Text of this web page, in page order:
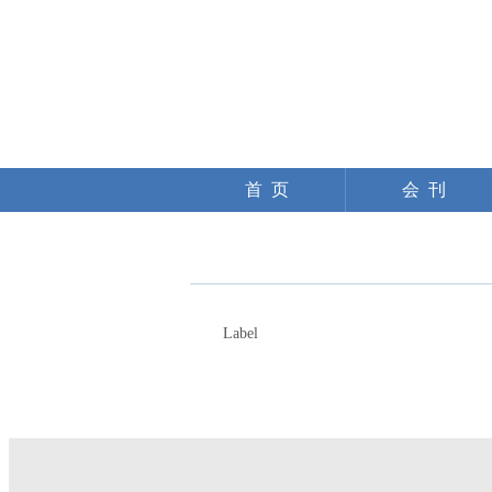
首 页 会 刊
Label